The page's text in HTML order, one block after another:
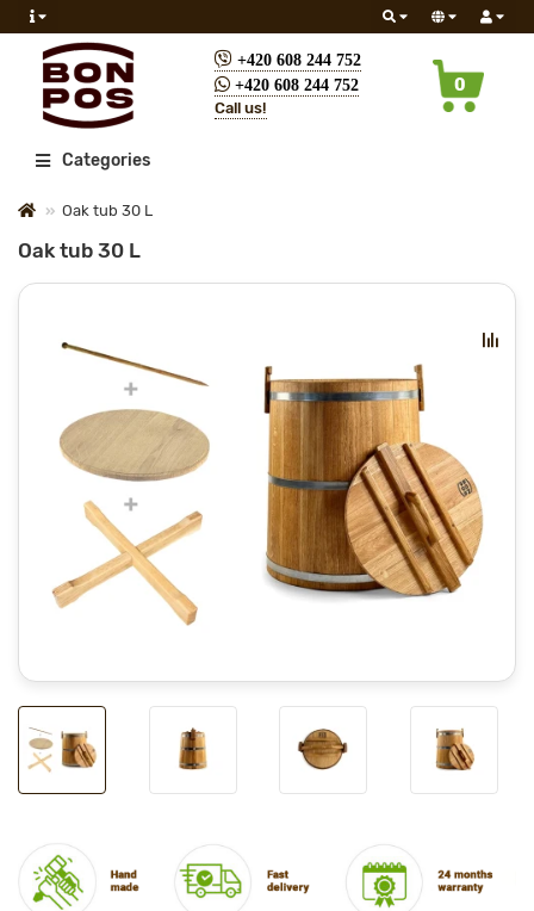
+420 608 244 752
+420 608 244 752
Call us!
0
All Categories
Oak tub 30 L
Oak tub 30 L